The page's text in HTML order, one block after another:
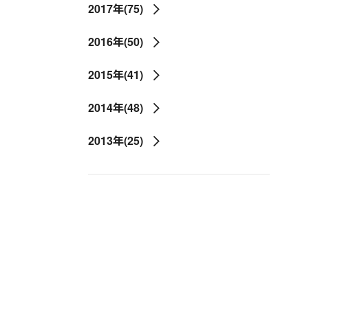
2017年(75)
2016年(50)
2015年(41)
2014年(48)
2013年(25)